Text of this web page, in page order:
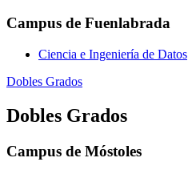
Campus de Fuenlabrada
Ciencia e Ingeniería de Datos
Dobles Grados
Dobles Grados
Campus de Móstoles